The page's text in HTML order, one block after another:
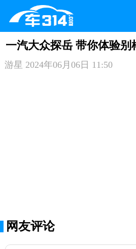
一汽大众探岳 带你体验别
游星 2024年06月06日 11:50
网友评论